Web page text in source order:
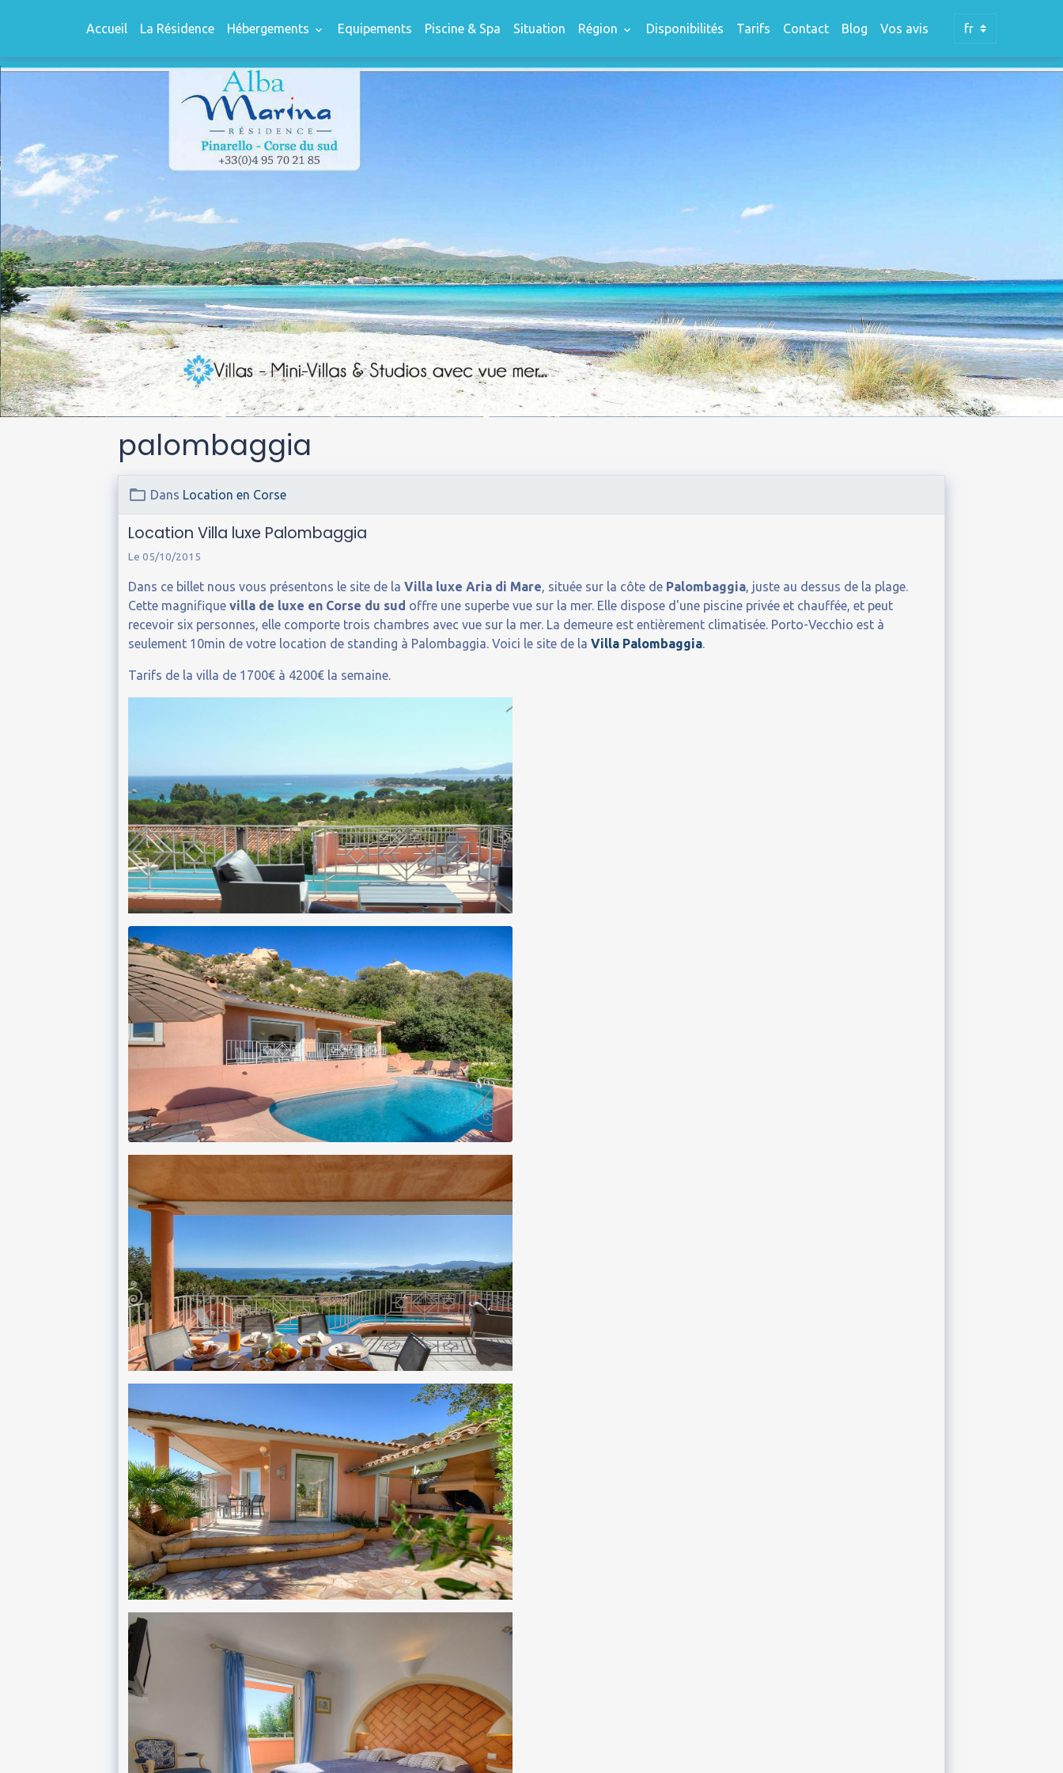
Accueil La Résidence Hébergements Equipements Piscine & Spa Situation Région Disponibilités Tarifs Contact Blog Vos avis
palombaggia
Dans Location en Corse
Location Villa luxe Palombaggia
Le 05/10/2015
Dans ce billet nous vous présentons le site de laVilla luxe Aria di Mare, située sur la côte de Palombaggia, juste au dessus de la plage.
Cette magnifiquevilla de luxe en Corse du sud offre une superbe vue sur la mer. Elle dispose d'une piscine privée et chauffée, et peut
recevoir six personnes, elle comporte trois chambres avec vue sur la mer. La demeure est entièrement climatisée. Porto-Vecchio est à
seulement 10min de votre location de standing à Palombaggia. Voici le site de laVilla Palombaggia.
Tarifs de la villa de 1700€ à 4200€ la semaine.